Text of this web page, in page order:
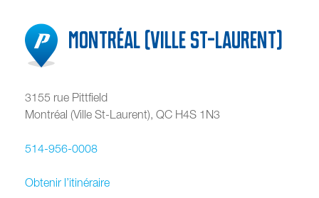
Montréal (Ville St-Laurent)
3155 rue Pittfield
Montréal (Ville St-Laurent) QC H4S 1N3
514-956-0008
Obtenir l’itinéraire